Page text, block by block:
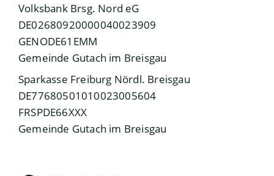
Volksbank Brsg. Nord eG
DE02680920000040023909
GENODE61EMM
Gemeinde Gutach im Breisgau
Sparkasse Freiburg Nördl. Breisgau
DE77680501010023005604
FRSPDE66XXX
Gemeinde Gutach im Breisgau